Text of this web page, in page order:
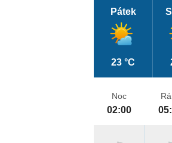
Pátek
23 °C
Noc
02:00